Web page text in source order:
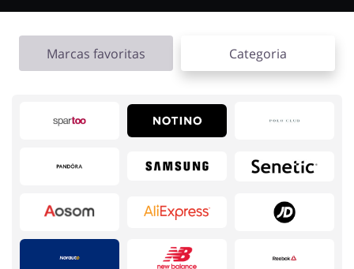
Esporte e Recreação Casa, Lar e Jardim
Roupas e Calçados Megastore
Marcas favoritas Categoria